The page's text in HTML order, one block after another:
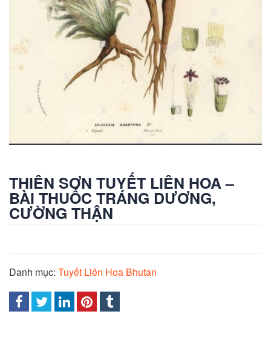
THIÊN SƠN TUYẾT LIÊN HOA –
BÀI THUỐC TRÁNG DƯƠNG,
CƯỜNG THẬN
Danh mục: Tuyết Liên Hoa Bhutan